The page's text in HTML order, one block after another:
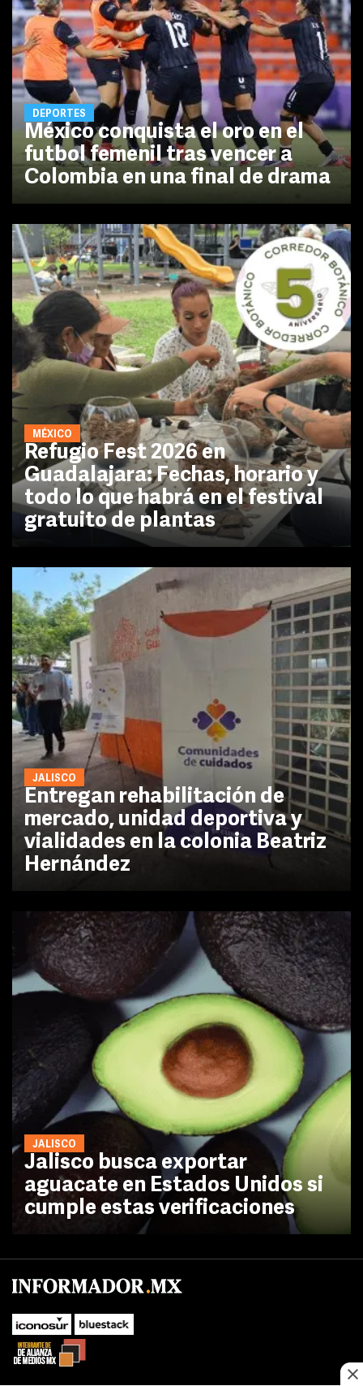
DEPORTES
México conquista el oro en el
futbol femenil tras vencer a
Colombia en una final de drama
MÉXICO
Refugio Fest 2026 en
Guadalajara: Fechas, horario y
todo lo que habrá en el festival
gratuito de plantas
JALISCO
Entregan rehabilitación de
mercado, unidad deportiva y
vialidades en la colonia Beatriz
Hernández
JALISCO
Jalisco busca exportar
aguacate en Estados Unidos si
cumple estas verificaciones